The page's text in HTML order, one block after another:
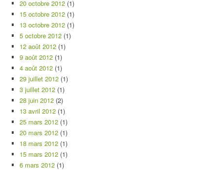
20 octobre 2012 (1)
15 octobre 2012 (1)
13 octobre 2012 (1)
5 octobre 2012 (1)
12 août 2012 (1)
9 août 2012 (1)
4 août 2012 (1)
29 juillet 2012 (1)
3 juillet 2012 (1)
28 juin 2012 (2)
13 avril 2012 (1)
25 mars 2012 (1)
20 mars 2012 (1)
18 mars 2012 (1)
15 mars 2012 (1)
6 mars 2012 (1)